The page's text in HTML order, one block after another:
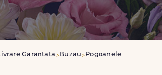
Garantata Buzau Pogoanele